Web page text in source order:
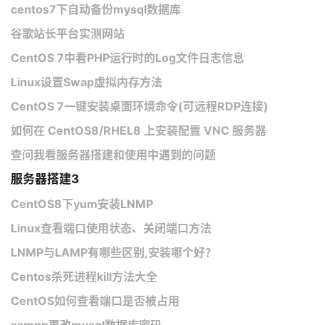
centos7下自动备份mysql数据库
谷歌站长平台实测网站
CentOS 7中看PHP运行时的Log文件日志信息
Linux设置Swap虚拟内存方法
CentOS 7一键安装桌面环境命令(可远程RDP连接)
如何在 CentOS8/RHEL8 上安装配置 VNC 服务器
查问我看服务器搭建和使用中遇到的问题
服务器搭建3
CentOS8下yum安装LNMP
Linux查看端口使用状态、关闭端口方法
LNMP与LAMP有哪些区别,安装哪个好？
Centos杀死进程kill方法大全
CentOS如何查看端口是否被占用